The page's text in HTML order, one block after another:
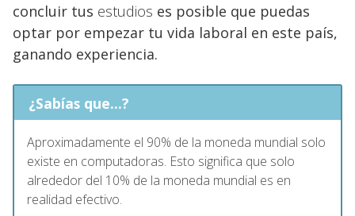
concluir tus estudios es posible que puedas
optar por empezar tu vida laboral en este país,
ganando experiencia.
¿Sabías que...?
Aproximadamente el 90% de la moneda mundial solo
existe en computadoras. Esto significa que solo
alrededor del 10% de la moneda mundial es en
realidad efectivo.